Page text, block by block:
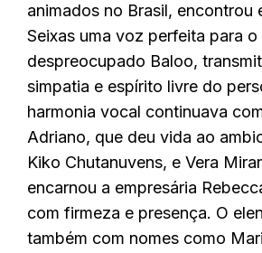
animados no Brasil, encontrou
Seixas uma voz perfeita para
despreocupado Baloo,
simpatia e espírito livre do
harmonia vocal continuava
Adriano, que deu vida ao
Kiko Chutanuvens, e Vera
encarnou a empresária
com firmeza e presença. O
também com nomes como